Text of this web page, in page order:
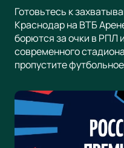
Готовьтесь к
Краснодар на ВТБ
борются за очки в РПЛ
современного
пропустите